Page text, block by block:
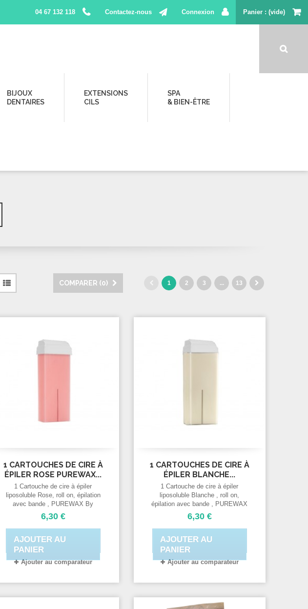
04 67 132 118 Contactez-nous Connexion Panier (vide)
BIJOUX
DENTAIRES
EXTENSIONS
CILS
SPA
& BIEN-ÊTRE
Liste
COMPARER (0) 1 2 3 ... 13
1 CARTOUCHES DE CIRE À
ÉPILER ROSE PUREWAX...
1 Cartouche de cire à épiler
liposoluble Rose, roll on, épilation
avec bande , PUREWAX By
Purenail cartouche standard 100
ml.
6,30 €
AJOUTER AU
PANIER
Ajouter au comparateur
1 CARTOUCHES DE CIRE À
ÉPILER BLANCHE...
1 Cartouche de cire à épiler
liposoluble Blanche , roll on,
épilation avec bande , PUREWAX
By Purenail cartouche standard
100 ml.
6,30 €
AJOUTER AU
PANIER
Ajouter au comparateur